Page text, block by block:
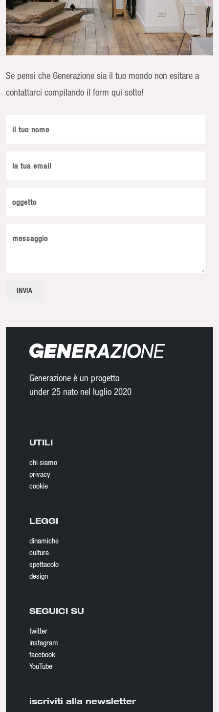
Se pensi che Generazione sia il tuo mondo non esitare a
contattarci compilando il form qui sotto!
il tuo nome
la tua email
oggetto
messaggio
Generazione è un progetto
under 25 nato nel luglio 2020
UTILI
chi siamo
privacy
cookie
LEGGI
dinamiche
cultura
spettacolo
design
SEGUICI SU
twitter
instagram
facebook
YouTube
iscriviti alla newsletter